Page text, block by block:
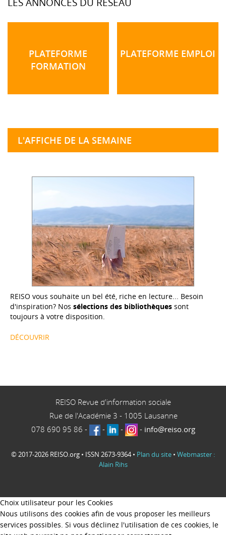
PLATEFORME
FORMATION
PLATEFORME EMPLOI
L'AFFICHE DE LA SEMAINE
REISO vous souhaite un bel été, riche en lecture... Besoin
d'inspiration? Nos sélections des bibliothèques sont
toujours à votre disposition.
DÉCOUVRIR
REISO Revue d'information sociale
Rue de l'Académie 3 - 1005 Lausanne
078 690 95 86 - - - - info@reiso.org
© 2017-2026 REISO.org • ISSN 2673-9364 • Plan du site • Webmaster :
Alain Rihs
Choix utilisateur pour les Cookies
Nous utilisons des cookies afin de vous proposer les meilleurs
services possibles. Si vous déclinez l'utilisation de ces cookies, le